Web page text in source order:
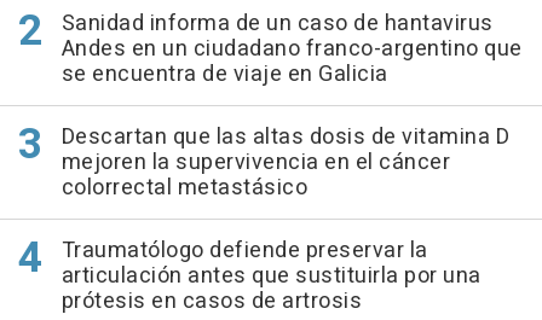
Sanidad informa de un caso de hantavirus
Andes en un ciudadano franco-argentino que
se encuentra de viaje en Galicia
Descartan que las altas dosis de vitamina D
mejoren la supervivencia en el cáncer
colorrectal metastásico
Traumatólogo defiende preservar la
articulación antes que sustituirla por una
prótesis en casos de artrosis